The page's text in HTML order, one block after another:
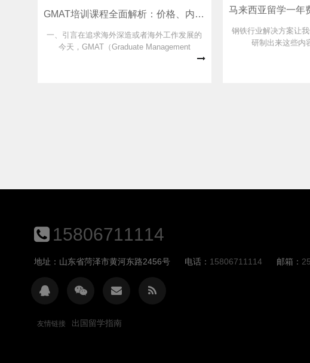
GMAT培训课程全面解析：价格、内容、效果
一、引言在追求海外深造或者海外工作发展的
今天，GMAT（Graduate Management
Admission Test）成为了不少追求高质量教育
钢铁行业解决方案让
研制出来这些内
15806711114
地址：山东省菏泽市黄河东路2456号 电话： 15806711114 邮箱：
友情链接 出国留学指南